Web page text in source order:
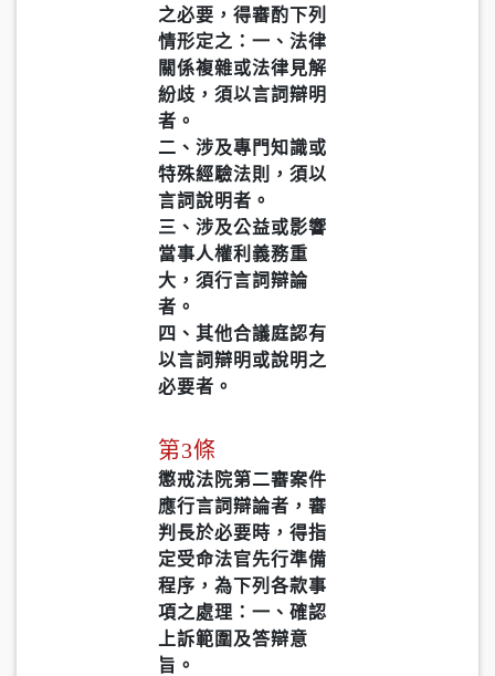
之必要，得審酌下列
情形定之：一、法律
關係複雜或法律見解
紛歧，須以言詞辯明
者。
二、涉及專門知識或
特殊經驗法則，須以
言詞說明者。
三、涉及公益或影響
當事人權利義務重
大，須行言詞辯論
者。
四、其他合議庭認有
以言詞辯明或說明之
必要者。
第3條
懲戒法院第二審案件
應行言詞辯論者，審
判長於必要時，得指
定受命法官先行準備
程序，為下列各款事
項之處理：一、確認
上訴範圍及答辯意
旨。